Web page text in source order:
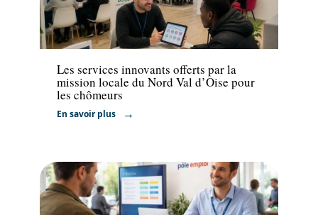
Emploi
Les services innovants offerts par la
mission locale du Nord Val d’Oise pour
les chômeurs
En savoir plus